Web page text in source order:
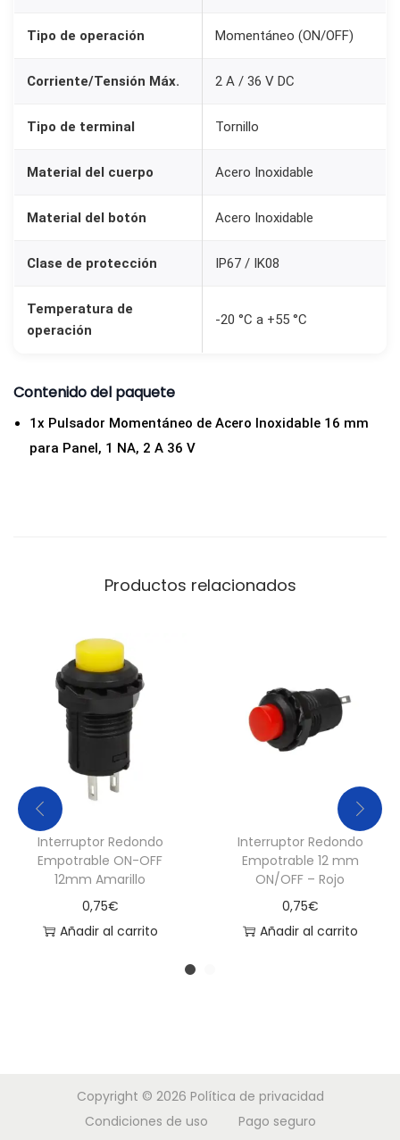
Tipo de operación Momentáneo (ON/OFF)
Corriente/Tensión Máx. 2 A / 36 V DC
Tipo de terminal Tornillo
Material del cuerpo Acero Inoxidable
Material del botón Acero Inoxidable
Clase de protección IP67 / IK08
Temperatura de
operación
-20 °C a +55 °C
Contenido del paquete
1x Pulsador Momentáneo de Acero Inoxidable 16 mm
para Panel, 1 NA, 2 A 36 V
Productos relacionados
Interruptor Redondo
Empotrable ON-OFF
12mm Amarillo
0,75€
Añadir al carrito
Interruptor Redondo
Empotrable 12 mm
ON/OFF – Rojo
0,75€
Añadir al carrito
Copyright © 2026 Política de privacidad
Condiciones de uso
Pago seguro